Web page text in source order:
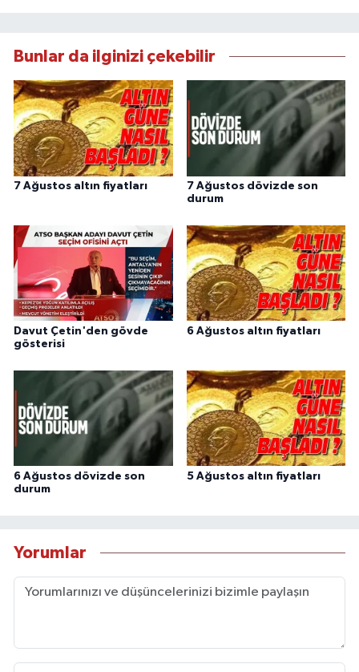
Bunlar da ilginizi çekebilir
7 Ağustos altın fiyatları
7 Ağustos dövizde son
durum
Davut Çetin'den gövde
gösterisi
6 Ağustos altın fiyatları
6 Ağustos dövizde son
durum
5 Ağustos altın fiyatları
Yorumlar